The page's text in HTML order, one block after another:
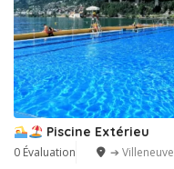
Piscine Extérieu
0 Évaluation ➔ Villeneuve